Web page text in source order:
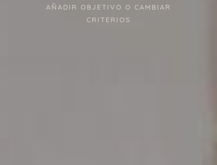
AÑADIR OBJETIVO O CAMBIAR
CRITERIOS